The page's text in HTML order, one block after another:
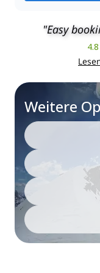
"Easy
4.8
Weitere